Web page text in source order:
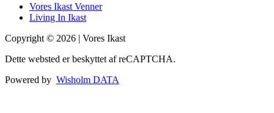
Vores Ikast Venner
Living In Ikast
Copyright © 2026 | Vores Ikast
Dette websted er beskyttet af reCAPTCHA.
Powered by Wisholm DATA